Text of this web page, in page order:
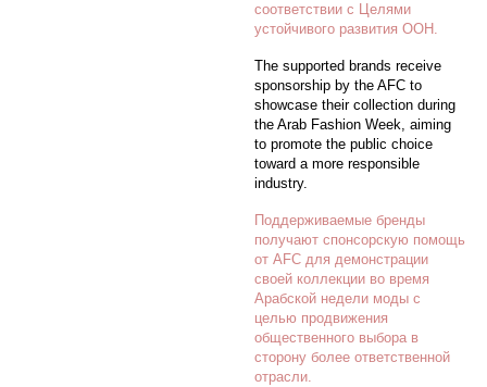
соответствии с Целями
устойчивого развития ООН.
The supported brands receive
sponsorship by the AFC to
showcase their collection during
the Arab Fashion Week, aiming
to promote the public choice
toward a more responsible
industry.
Поддерживаемые бренды
получают спонсорскую помощь
от AFC для демонстрации
своей коллекции во время
Арабской недели моды с
целью продвижения
общественного выбора в
сторону более ответственной
отрасли.